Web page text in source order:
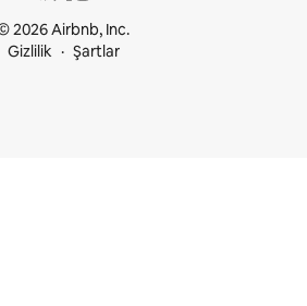
2026 Airbnb, Inc.
Gizlilik
Şartlar